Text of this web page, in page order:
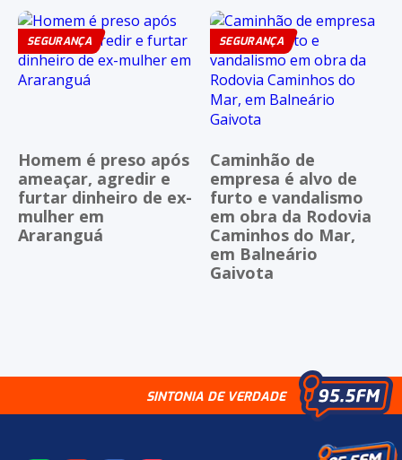
SEGURANÇA
Homem é preso após
ameaçar, agredir e
furtar dinheiro de ex-
mulher em
Araranguá
SEGURANÇA
Caminhão de
empresa é alvo de
furto e vandalismo
em obra da Rodovia
Caminhos do Mar,
em Balneário
Gaivota
SINTONIA DE VERDADE